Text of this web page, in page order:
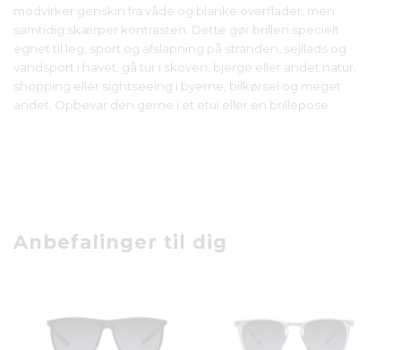
modvirker genskin fra våde og blanke overflader, men
samtidig skærper kontrasten. Dette gør brillen specielt
egnet til leg, sport og afslapning på stranden, sejllads og
vandsport i havet, gå tur i skoven, bjerge eller andet natur,
shopping eller sightseeing i byerne, bilkørsel og meget
andet. Opbevar den gerne i et etui eller en brillepose.
Anbefalinger til dig